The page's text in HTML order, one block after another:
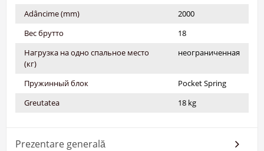
Adâncime (mm)
2000
Вес брутто
18
Нагрузка на одно спальное место
(кг)
неограниченная
Пружинный блок
Pocket Spring
Greutatea
18 kg
Prezentare generală